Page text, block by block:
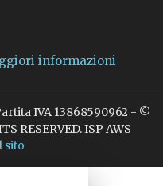
informazioni
IVA 13868590962 - ©
RESERVED. ISP AWS
sito